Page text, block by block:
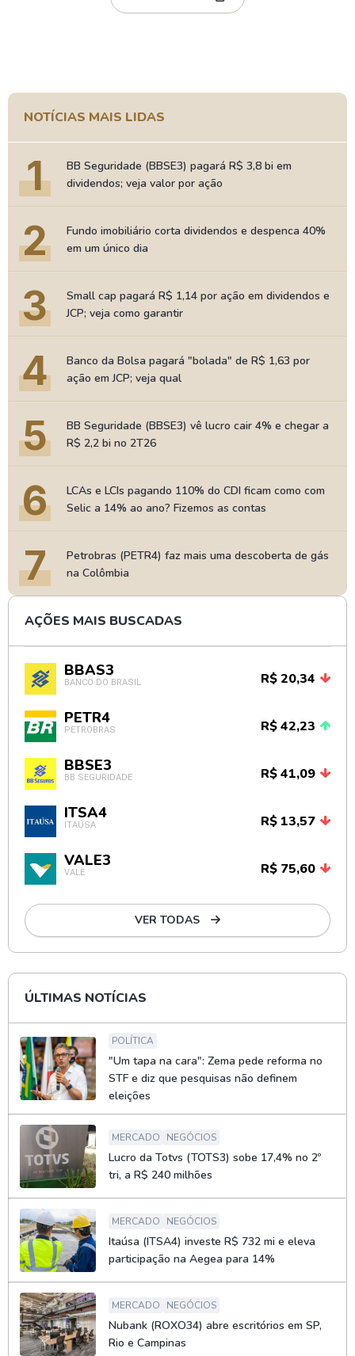
NOTÍCIAS MAIS LIDAS
1
BB Seguridade (BBSE3) pagará R$ 3,8 bi em
dividendos; veja valor por ação
2
Fundo imobiliário corta dividendos e despenca 40%
em um único dia
3
Small cap pagará R$ 1,14 por ação em dividendos e
JCP; veja como garantir
4
Banco da Bolsa pagará "bolada" de R$ 1,63 por
ação em JCP; veja qual
5
BB Seguridade (BBSE3) vê lucro cair 4% e chegar a
R$ 2,2 bi no 2T26
6
LCAs e LCIs pagando 110% do CDI ficam como com
Selic a 14% ao ano? Fizemos as contas
7
Petrobras (PETR4) faz mais uma descoberta de gás
na Colômbia
AÇÕES MAIS BUSCADAS
BBAS3
BANCO DO BRASIL R$ 20,34
PETR4
PETROBRAS R$ 42,23
BBSE3
BB SEGURIDADE R$ 41,09
ITSA4
ITAÚSA R$ 13,57
VALE3
VALE R$ 75,60
VER TODAS
ÚLTIMAS NOTÍCIAS
POLÍTICA
"Um tapa na cara": Zema pede reforma no
STF e diz que pesquisas não definem
eleições
MERCADO NEGÓCIOS
Lucro da Totvs (TOTS3) sobe 17,4% no 2º
tri, a R$ 240 milhões
MERCADO NEGÓCIOS
Itaúsa (ITSA4) investe R$ 732 mi e eleva
participação na Aegea para 14%
MERCADO NEGÓCIOS
Nubank (ROXO34) abre escritórios em SP,
Rio e Campinas